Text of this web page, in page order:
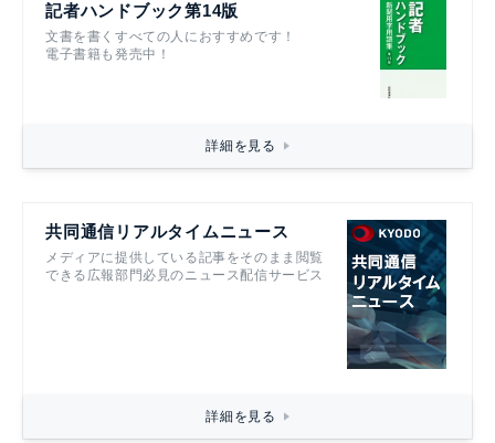
記者ハンドブック第14版
文書を書くすべての人におすすめです！
電子書籍も発売中！
詳細を見る
共同通信リアルタイムニュース
メディアに提供している記事をそのまま閲覧
できる広報部門必見のニュース配信サービス
詳細を見る